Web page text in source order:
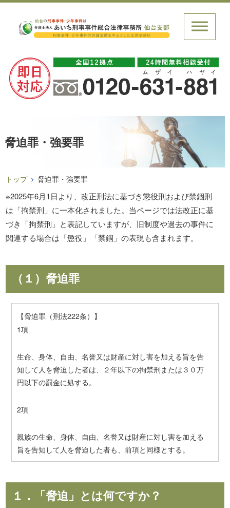
脅迫罪・強要罪
トップ 脅迫罪・強要罪
※2025年6月1日より、改正刑法に基づき懲役刑および禁錮刑
は「拘禁刑」に一本化されました。当ページでは法改正に基
づき「拘禁刑」と表記していますが、旧制度や過去の事件に
関連する場合は「懲役」「禁錮」の表現も含まれます。
（１）脅迫罪
【脅迫罪（刑法222条）】
1項
生命、身体、自由、名誉又は財産に対し害を加える旨を告
知して人を脅迫した者は、２年以下の拘禁刑または３０万
円以下の罰金に処する。
2項
親族の生命、身体、自由、名誉又は財産に対し害を加える
旨を告知して人を脅迫した者も、前項と同様とする。
１．「脅迫」とは何ですか？